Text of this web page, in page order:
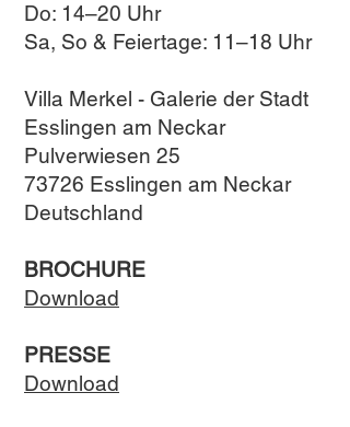
Do: 14–20 Uhr
Sa, So & Feiertage: 11–18 Uhr
Villa Merkel - Galerie der Stadt
Esslingen am Neckar
Pulverwiesen 25
73726 Esslingen am Neckar
Deutschland
BROCHURE
Download
PRESSE
Download